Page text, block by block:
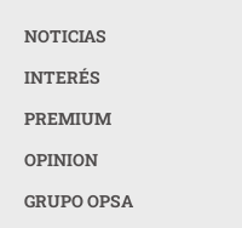
NOTICIAS
INTERÉS
PREMIUM
OPINION
GRUPO OPSA